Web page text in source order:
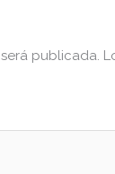
publicada.